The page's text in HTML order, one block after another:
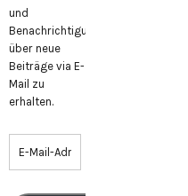
und
Benachrichtigungen
über neue
Beiträge via E-
Mail zu
erhalten.